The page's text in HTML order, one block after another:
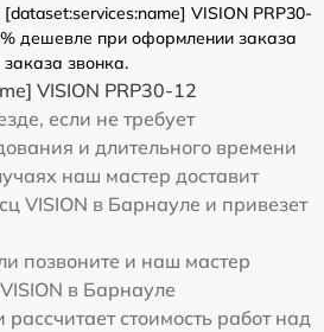
VISION PRP30-
дешевле при оформлении заказа
звонка.
VISION PRP30-12
если не требует
и длительного времени
наш мастер доставит
VISION в Барнауле и привезет
позвоните и наш мастер
в Барнауле
рассчитает стоимость работ над